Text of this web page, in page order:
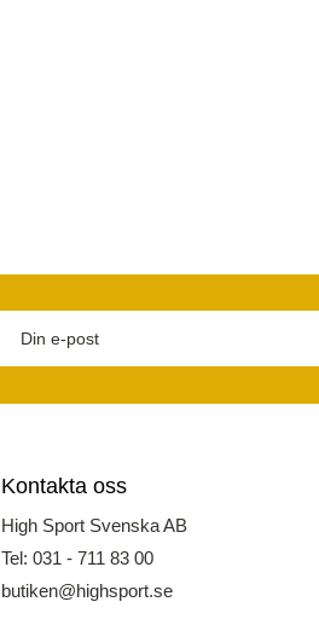
Kontakta oss
High Sport Svenska AB
Tel: 031 - 711 83 00
butiken@highsport.se